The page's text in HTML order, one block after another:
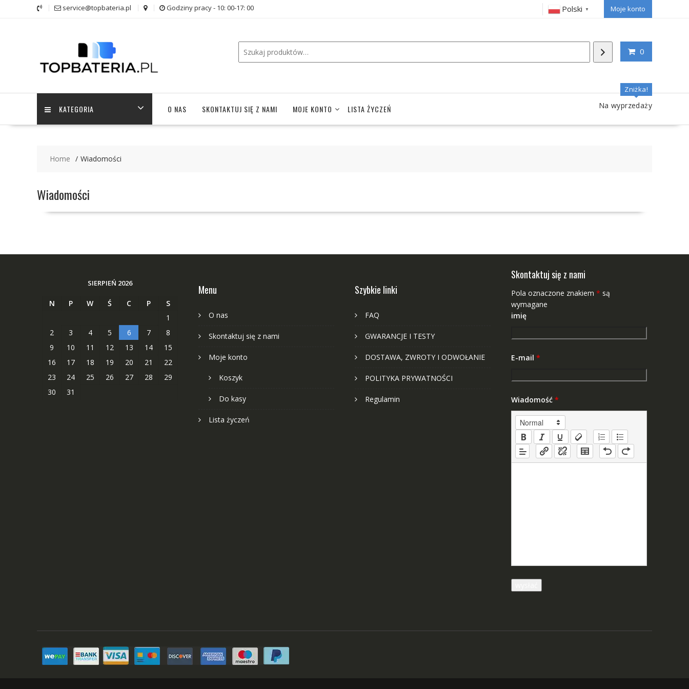
service@topbateria.pl Godziny pracy - 10: 00-17: 00 Polski ▼ Moje konto
0
KATEGORIA O NAS SKONTAKTUJ SIĘ Z NAMI MOJE KONTO LISTA ŻYCZEŃ
Zniżka!
Na wyprzedaży
Home Wiadomości
Wiadomości
SIERPIEŃ 2026
N P W Ś C P
S
1
2
3 4 5 6 7
8
9
10 11 12 13 14
15
16
17 18 19 20 21
22
23
24 25 26 27 28
29
30
31
Menu
O nas
Skontaktuj się z nami
Moje konto
Koszyk
Do kasy
Lista życzeń
Szybkie linki
FAQ
GWARANCJE I TESTY
DOSTAWA, ZWROTY I ODWOŁANIE
POLITYKA PRYWATNOŚCI
Regulamin
Skontaktuj się z nami
Pola oznaczone znakiem * są
wymagane
imię
E-mail *
Wiadomość *